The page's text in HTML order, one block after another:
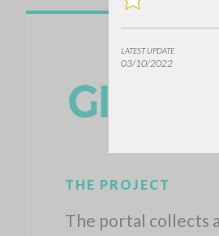
LATEST UPDATE
03/10/2022